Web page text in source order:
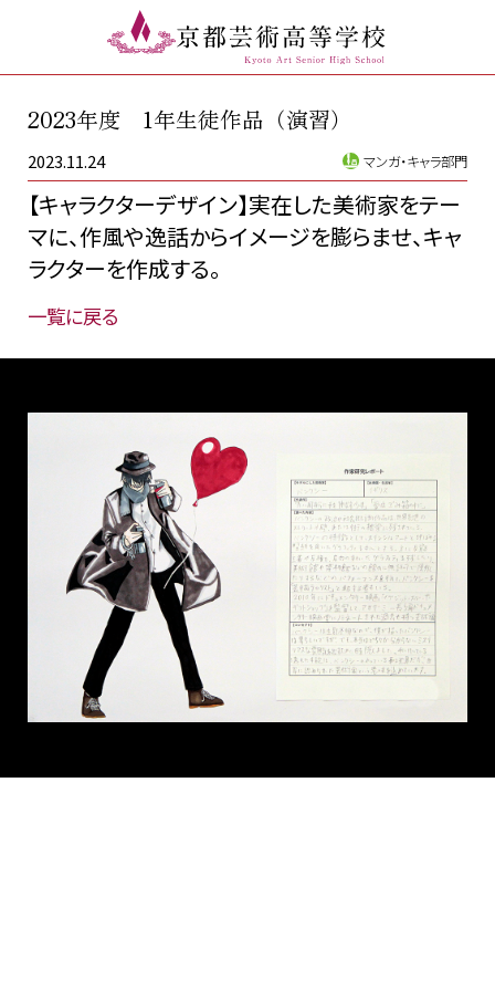
2023年度 1年生徒作品（演習）
2023.11.24 マンガ・キャラ部門
【キャラクターデザイン】実在した美術家をテー
マに、作風や逸話からイメージを膨らませ、キャ
ラクターを作成する。
一覧に戻る